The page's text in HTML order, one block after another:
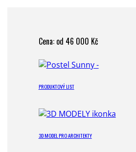
Cena: od 46 000 Kč
PRODUKTOVÝ LIST
3D MODEL PRO ARCHITEKTY